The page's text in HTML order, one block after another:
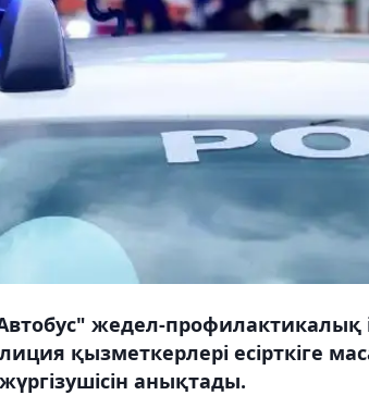
жедел-
қызметкерлері есірткіге
анықтады.